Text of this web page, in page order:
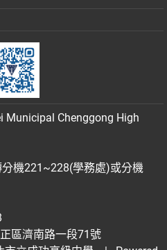
Municipal Chenggong High
機221~228(學務處)或分機
區濟南路一段71號